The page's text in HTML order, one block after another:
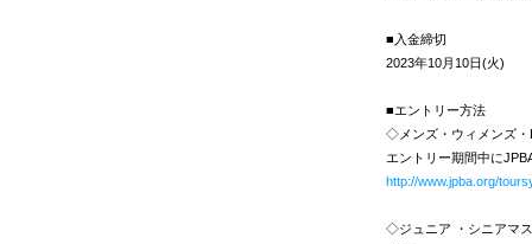
■入金締切
2023年10月10日(火)
■エントリー方法
◇メンズ・ウィメンズ・
エントリー期間中に
http://www.jpba.org/
◇ジュニア ・シニアマ